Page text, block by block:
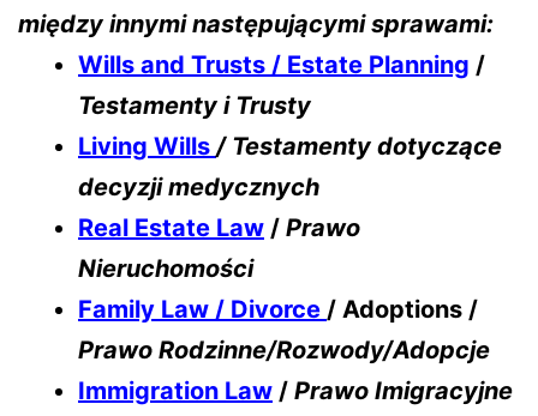
między innymi następującymi sprawami:
Wills and Trusts / Estate Planning /
Testamenty i Trusty
Living Wills / Testamenty dotyczące
decyzji medycznych
Real Estate Law / Prawo
Nieruchomości
Family Law / Divorce / Adoptions /
Prawo Rodzinne/Rozwody/Adopcje
Immigration Law / Prawo Imigracyjne